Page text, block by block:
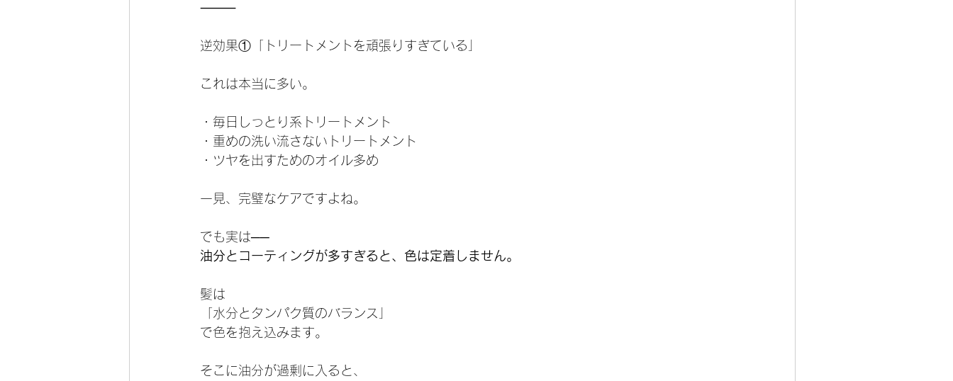
⸻
逆効果①「トリートメントを頑張りすぎている」
これは本当に多い。
・毎日しっとり系トリートメント
・重めの洗い流さないトリートメント
・ツヤを出すためのオイル多め
一見、完璧なケアですよね。
でも実は──
油分とコーティングが多すぎると、色は定着しません。
髪は
「水分とタンパク質のバランス」
で色を抱え込みます。
そこに油分が過剰に入ると、